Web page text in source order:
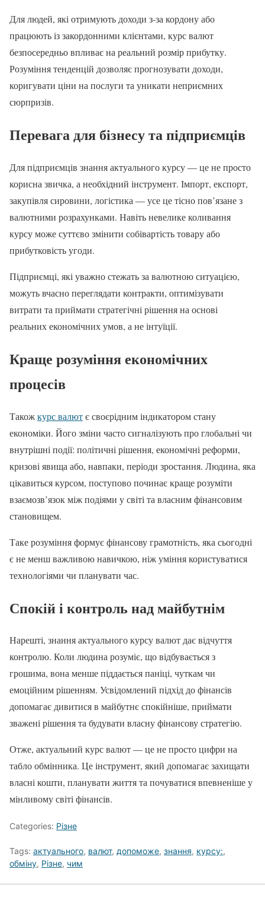
Для людей, які отримують доходи з-за кордону або
працюють із закордонними клієнтами, курс валют
безпосередньо впливає на реальний розмір прибутку.
Розуміння тенденцій дозволяє прогнозувати доходи,
коригувати ціни на послуги та уникати неприємних
сюрпризів.
Перевага для бізнесу та підприємців
Для підприємців знання актуального курсу — це не просто
корисна звичка, а необхідний інструмент. Імпорт, експорт,
закупівля сировини, логістика — усе це тісно пов’язане з
валютними розрахунками. Навіть невелике коливання
курсу може суттєво змінити собівартість товару або
прибутковість угоди.
Підприємці, які уважно стежать за валютною ситуацією,
можуть вчасно переглядати контракти, оптимізувати
витрати та приймати стратегічні рішення на основі
реальних економічних умов, а не інтуїції.
Краще розуміння економічних
процесів
Такожкурс валютє своєрідним індикатором стану
економіки. Його зміни часто сигналізують про глобальні чи
внутрішні події: політичні рішення, економічні реформи,
кризові явища або, навпаки, періоди зростання. Людина, яка
цікавиться курсом, поступово починає краще розуміти
взаємозв’язок між подіями у світі та власним фінансовим
становищем.
Таке розуміння формує фінансову грамотність, яка сьогодні
є не менш важливою навичкою, ніж уміння користуватися
технологіями чи планувати час.
Спокій і контроль над майбутнім
Нарешті, знання актуального курсу валют дає відчуття
контролю. Коли людина розуміє, що відбувається з
грошима, вона менше піддається паніці, чуткам чи
емоційним рішенням. Усвідомлений підхід до фінансів
допомагає дивитися в майбутнє спокійніше, приймати
зважені рішення та будувати власну фінансову стратегію.
Отже, актуальний курс валют — це не просто цифри на
табло обмінника. Це інструмент, який допомагає захищати
власні кошти, планувати життя та почуватися впевненіше у
мінливому світі фінансів.
Categories: Різне
Tags: актуального, валют, допоможе, знання, курсу:,
обміну, Різне, чим